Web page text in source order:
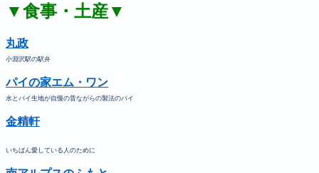
▼食事・土産▼
丸政
小淵沢駅の駅弁
パイの家エム・ワン
水とパイ生地が自慢の昔ながらの製法のパイ
金精軒
いちばん愛している人のために